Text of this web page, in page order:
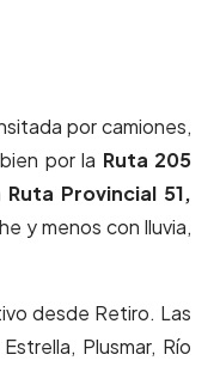
por camiones,
por la Ruta 205
Ruta Provincial 51,
y menos con lluvia,
desde Retiro. Las
Plusmar, Río